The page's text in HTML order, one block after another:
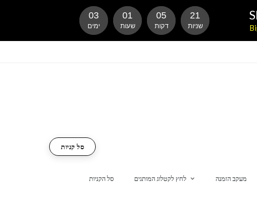
סל הקניות לחץ לקטלוג המותגים מעקב הזמנה
סל קניות
03
ימים
01
שעות
05
דקות
20
שניות